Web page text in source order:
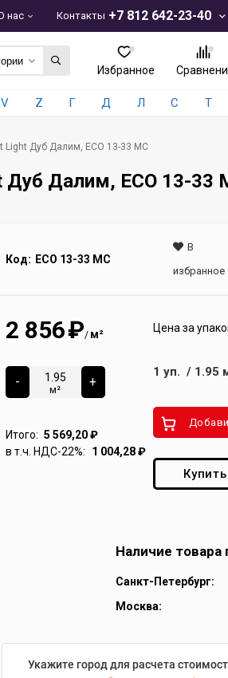
+7 812 642-23-40
нас Контакты
Избранное
V Z Г Д Л С Т
Light Дуб Далим, ЕСО 13-33 MC
Дуб Далим, ЕСО 13-33
Код: ECO 13-33 MC
В
избранное
2 856₽/ м²
-
м²
+
Итого: 5 569,20₽
в т.ч. НДС-22%:
1 004,28₽
Цена за
1 уп. / 1.95
Наличие товара
Санкт-Петербург:
Москва:
Укажите город для расчета